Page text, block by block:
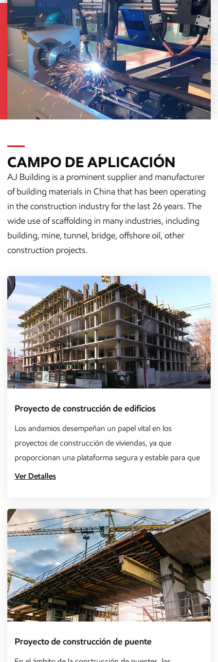
CAMPO DE APLICACIÓN
AJ Building is a prominent supplier and manufacturer
of building materials in China that has been operating
in the construction industry for the last 26 years. The
wide use of scaffolding in many industries, including
building, mine, tunnel, bridge, offshore oil, other
construction projects.
Proyecto de construcción de edificios
Los andamios desempeñan un papel vital en los
proyectos de construcción de viviendas, ya que
proporcionan una plataforma segura y estable para que
los trabajadores accedan a área...
Ver Detalles
Proyecto de construcción de puente